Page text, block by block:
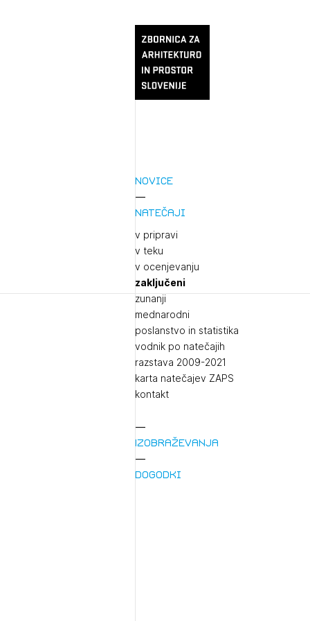
Novice
Natečaji
v pripravi
v teku
v ocenjevanju
zaključeni
zunanji
mednarodni
poslanstvo in statistika
vodnik po natečajih
razstava 2009-2021
karta natečajev ZAPS
kontakt
Izobraževanja
Dogodki